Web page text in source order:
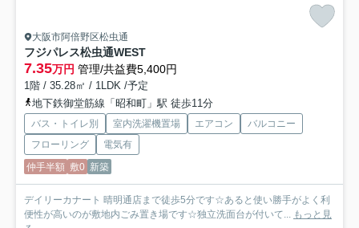
大阪市阿倍野区松虫通
フジパレス松虫通WEST
7.35万円 管理/共益費5,400円
1階 / 35.28㎡ / 1LDK /予定
地下鉄御堂筋線「昭和町」駅 徒歩11分
バス・トイレ別 室内洗濯機置場 エアコン
バルコニー
フローリング
電気有
仲手半額 敷0 新築
デイリーカナート 晴明通店まで徒歩5分です☆あると使い勝手がよく利
便性が高いのが敷地内ごみ置き場です☆独立洗面台が付いて... もっと見